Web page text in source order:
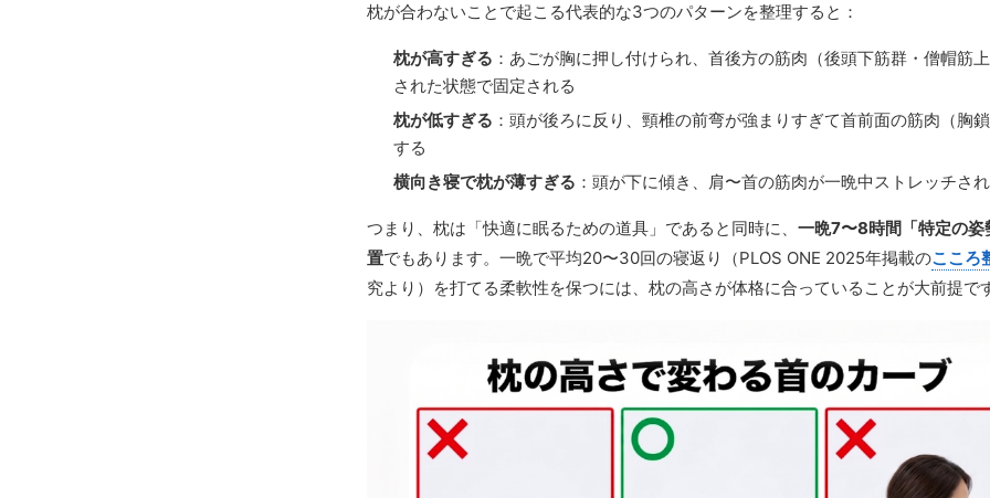
枕が合わないことで起こる代表的な3つのパターンを整理すると：
枕が高すぎる ：あごが胸に押し付けられ、首後方の筋肉（後頭下筋群・僧帽筋
された状態で固定される
枕が低すぎる ：頭が後ろに反り、頸椎の前弯が強まりすぎて首前面の筋肉（胸
する
横向き寝で枕が薄すぎる ：頭が下に傾き、肩〜首の筋肉が一晩中ストレッチさ
つまり、枕は「快適に眠るための道具」であると同時に、 一晩7〜8時間「特定の姿
置でもあります。一晩で平均20〜30回の寝返り（PLOS ONE 2025年掲載のこころ
究より）を打てる柔軟性を保つには、枕の高さが体格に合っていることが大前提で